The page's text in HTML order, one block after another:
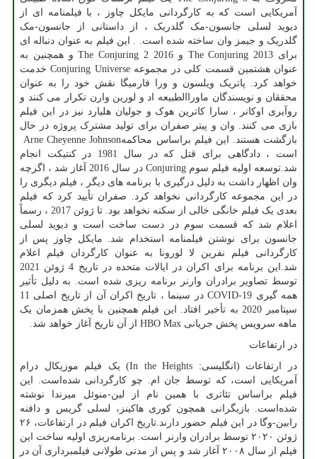
آمریکایی است که به کارگردانی مایکل چاوز ، با فیلمنامه ای از
دیوید لسلی جانسون-مک گلدریک ، از داستانی از جانسون-مک
گلدریک و جیمز وان ساخته شده است. . این فیلم به عنوان دنباله ای
برای The Conjuring 2013 و The Conjuring 2 2016 و همچنین به
عنوان هشتمین قسمت کلی در مجموعه Conjuring Universe خدمت
خواهد کرد. پاتریک ویلسون و ورا فارمیگا نقش خود را به عنوان
محققان و نویسندگان ماوراالطبیعه اد و لورین وارن تکرار می کنند و
روآیری اوکانر ، سارا کاترین هوک و جولیان هلیارد نیز در این فیلم
بازی می کنند. وان و پیتر صفران برای تولید مشترک پروژه در حال
بازگشت هستند. این فیلم براساس محاکمهArne Cheyenne Johnson
است ، دادگاهی برای قتل که در سال 1981 در کنتیکت انجام
شد.توسعه اولیه فیلم سوم Conjuring
در سال 2016 آغاز شد ، اگرچه
وان اظهار داشت به دلیل درگیری با برنامه های دیگر ، فیلم دیگری را
در این مجموعه کارگردانی نخواهد کرد. صفران تأیید کرد که فیلم
بعدی یک فیلم خانگی خالی از سکنه نخواهد بود. تا ژوئن 2017 ، رسماً
اعلام شد که قسمت سوم در دست ساخت است و دیوید لسلی
جانسون برای نوشتن فیلمنامه استخدام شد. مایکل چاوز پس از
کارگردانی فیلم نفرین لا لورونا به عنوان کارگردان فیلم اعلام
شد.این برنامه برای اکران در ایالات متحده در تاریخ 4 ژوئن 2021
توسط تصاویر برادران وارنر برنامه ریزی شده است. به دلیل تأثیر
همه گیری COVID-19
در سینما ، تاریخ اکران آن از تاریخ اصلی 11
سپتامبر 2020 به تأخیر افتاد. این فیلم همچنین با پخش همزمان یک
ماهه سرویس پخش جریانی HBO Max از آن تاریخ آغاز خواهد شد.
در ارتفاعات
در ارتفاعات (انگلیسی: In the Heights‎) یک فیلم موزیکال درام
آمریکایی است، که توسط جان ام. چو کارگردانی شده‌است. این
فیلم براساس تئاتری با همین نام از لین-منوئل میرندا نوشته
شده‌است. بازیگرانی همچون کوری هاکینز، لسلی گریس و دافنه
رابین-وگا در این فیلم حضور دارند.تاریخ اکران فیلم در ارتفاعات، ۲۶
ژوئن ۲۰۲۰ توسط برادران وارنر است. برنامه‌ریزی اولیه ساخت این
فیلم از سال ۲۰۰۸ آغاز شد و پس از مدتی طولانی فیلمبرداری آن در